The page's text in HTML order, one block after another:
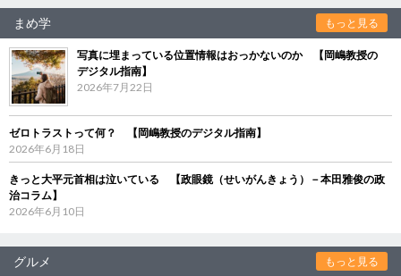
まめ学 もっと見る
写真に埋まっている位置情報はおっかないのか 【岡嶋教授の
デジタル指南】
2026年7月22日
ゼロトラストって何？ 【岡嶋教授のデジタル指南】
2026年6月18日
きっと大平元首相は泣いている 【政眼鏡（せいがんきょう）－本田雅俊の政
治コラム】
2026年6月10日
グルメ もっと見る